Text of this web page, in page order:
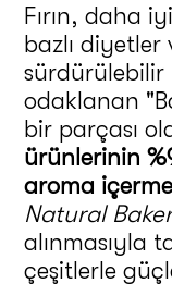
Fırın, daha
bazlı diyetler
odaklanan
bir parçası
ürünlerinin
aroma
Natural
alınmasıyla
çeşitlerle